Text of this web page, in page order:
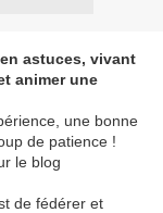
astuces, vivant
animer une
une bonne
de patience !
le blog
de fédérer et